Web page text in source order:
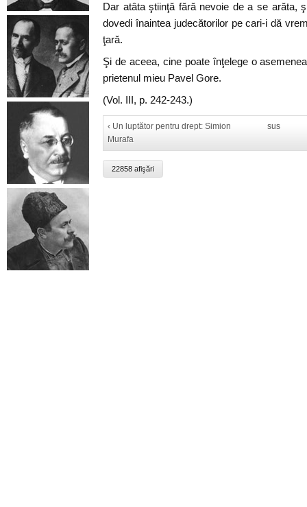
Dar atâta ştiinţă fără nevoie de a se arăta,
dovedi înaintea judecătorilor pe cari-i dă
ţară.
Şi de aceea, cine poate înţelege o
prietenul mieu Pavel Gore.
(Vol. III, p. 242-243.)
‹ Un luptător pentru drept: Simion
Murafa
sus
22858 afişări